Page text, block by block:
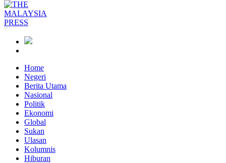
Home
Negeri
Berita Utama
Nasional
Politik
Ekonomi
Global
Sukan
Ulasan
Kolumnis
Hiburan